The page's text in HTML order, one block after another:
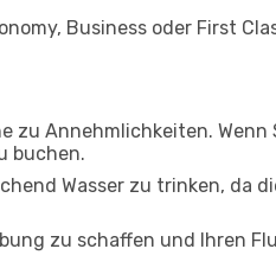
Business oder First
Annehmlichkeiten. Wenn
buchen.
Wasser zu trinken, da
zu schaffen und Ihren